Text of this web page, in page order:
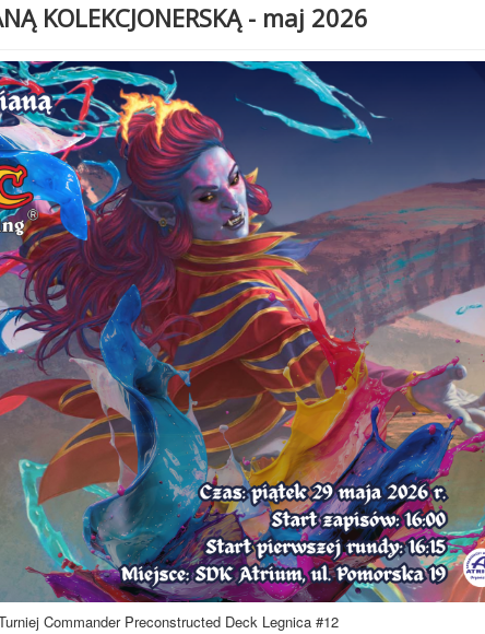
KOLEKCJONERSKĄ - maj 2026
Commander Preconstructed Deck Legnica #12